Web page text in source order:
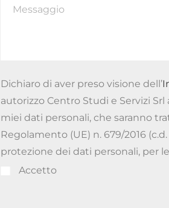
Dichiaro di aver preso visione dell’
autorizzo Centro Studi e Servizi
miei dati personali, che saranno
Regolamento (UE) n. 679/2016 (c.d.
protezione dei dati personali, per
Accetto